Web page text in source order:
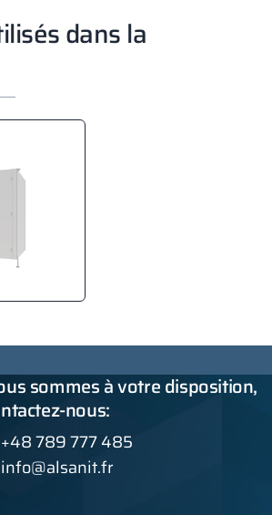
dans la
sommes à votre disposition,
nous:
+48 789 777 485
info@alsanit.fr